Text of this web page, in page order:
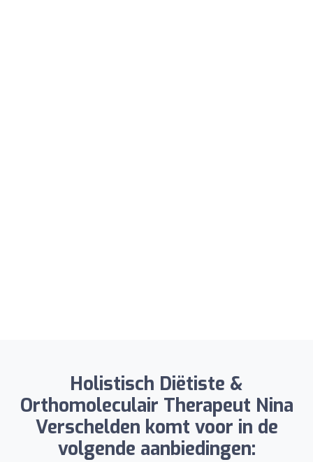
Holistisch Diëtiste &
Orthomoleculair Therapeut Nina
Verschelden komt voor in de
volgende aanbiedingen: